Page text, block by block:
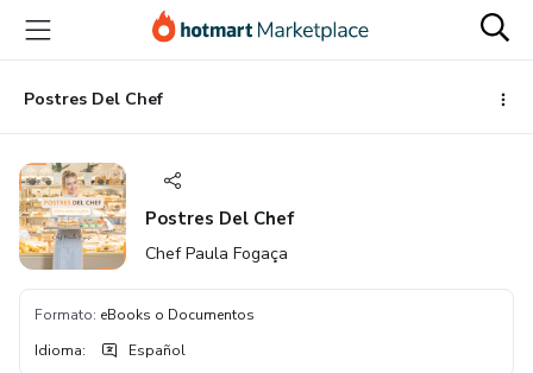
principal
página
de
página
Postres Del Chef
Postres Del Chef
Chef Paula Fogaça
Formato: eBooks o Documentos
Idioma: Español